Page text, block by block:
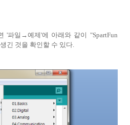
'파일→예제'에 아래와 같이 "SpartFun
긴 것을 확인할 수 있다.